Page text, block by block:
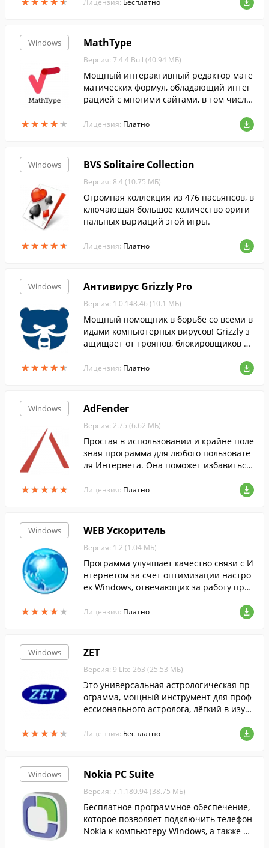
Лицензия: Бесплатно
Windows
★★★★★
★★★★★
MathType
Версия: 7.4.4 Buil (40.94 МБ)
Мощный интерактивный редактор мате
матических формул, обладающий интег
рацией с многими сайтами, в том числе
Design, GMail, Evernote и проч.
Лицензия: Платно
Windows
★★★★★
★★★★★
BVS Solitaire Collection
Версия: 8.4 (10.75 МБ)
Огромная коллекция из 476 пасьянсов, в
ключающая большое количество ориги
нальных вариаций этой игры.
Лицензия: Платно
Windows
★★★★★
★★★★★
Антивирус Grizzly Pro
Версия: 1.0.148.46 (10.1 МБ)
Мощный помощник в борьбе со всеми в
идами компьютерных вирусов! Grizzly з
ащищает от троянов, блокировщиков эк
изерных программ, шифровальщиков.
Лицензия: Платно
Windows
★★★★★
★★★★★
AdFender
Версия: 2.75 (6.62 МБ)
Простая в использовании и крайне поле
зная программа для любого пользовате
ля Интернета. Она поможет избавиться
веб-сайтах.
Лицензия: Платно
Windows
★★★★ ★
★★★★ ★
WEB Ускоритель
Версия: 1.2 (1.04 МБ)
Программа улучшает качество связи с И
нтернетом за счет оптимизации настро
ек Windows, отвечающих за работу прот
Лицензия: Платно
Windows
★★★★★
★★★★★
ZET
Версия: 9 Lite 263 (25.53 МБ)
Это универсальная астрологическая пр
ограмма, мощный инструмент для проф
ессионального астролога, лёгкий в изуч
нающего астролога, любителя астролог
Лицензия: Бесплатно
Windows Nokia PC Suite
Версия: 7.1.180.94 (38.75 МБ)
Бесплатное программное обеспечение,
которое позволяет подключить телефон
Nokia к компьютеру Windows, а также пе